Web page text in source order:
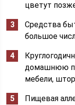
цветут
Средства
большое
домашнюю
мебели,
Пищевая